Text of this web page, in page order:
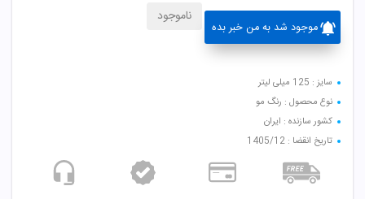
موجود شد به من خبر بده
ناموجود
سایز : 125 میلی لیتر
نوع محصول : رنگ مو
کشور سازنده : ایران
تاریخ انقضا : 1405/12